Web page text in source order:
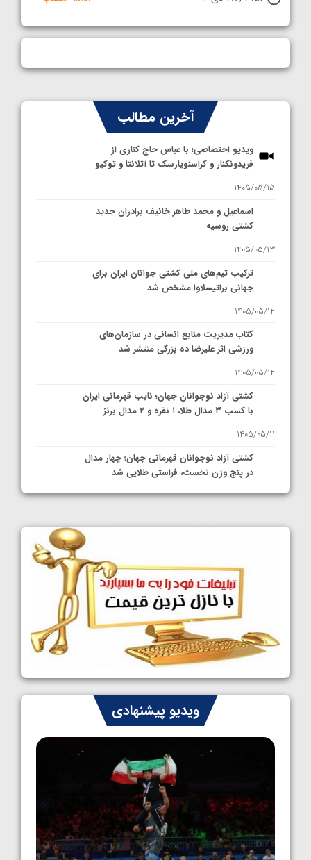
آخرین مطالب
ویدیو اختصاصی؛ با عباس حاج کناری از
فریدونکنار و کراسنویارسک تا آتلانتا و توکیو
1405/05/15
اسماعیل و محمد طاهر خانیف برادران جدید
کشتی روسیه
1405/05/13
ترکیب تیم‌های ملی کشتی جوانان ایران برای
جهانی براتیسلاوا مشخص شد
1405/05/12
کتاب مدیریت منابع انسانی در سازمان‌های
ورزشی اثر علیرضا ده بزرگی منتشر شد
1405/05/12
کشتی آزاد نوجوانان جهان؛ نایب قهرمانی ایران
با کسب ۳ مدال طلا، ۱ نقره و ۲ مدال برنز
1405/05/11
کشتی آزاد نوجوانان قهرمانی جهان؛ چهار مدال
در پنج وزن نخست، فراستی طلایی شد
1405/05/11
کشتی آزاد نوجوانان جهان؛ رقبای نمایندگان
ایران مشخص شدند
1405/05/08
کشتی فرنگی نوجوانان جهان؛ سکوی تیمی
سوم برای ایران
1405/05/07
ایران چشم به راه چهار مدال در پنج وزن دوم
کشتی فرنگی نوجوانان جهان
1405/05/06
ویدیو پیشنهادی